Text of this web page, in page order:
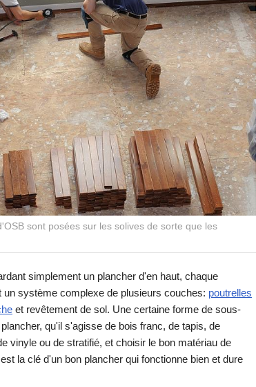
sont posées sur les solives de sorte que les
simplement un plancher d'en haut, chaque
système complexe de plusieurs couches: poutrelles
et revêtement de sol. Une certaine forme de sous-
qu'il s'agisse de bois franc, de tapis, de
vinyle ou de stratifié, et choisir le bon matériau de
la clé d'un bon plancher qui fonctionne bien et dure